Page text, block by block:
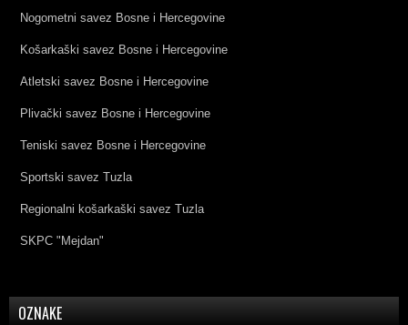
Nogometni savez Bosne i Hercegovine
Košarkaški savez Bosne i Hercegovine
Atletski savez Bosne i Hercegovine
Plivački savez Bosne i Hercegovine
Teniski savez Bosne i Hercegovine
Sportski savez Tuzla
Regionalni košarkaški savez Tuzla
SKPC "Mejdan"
OZNAKE